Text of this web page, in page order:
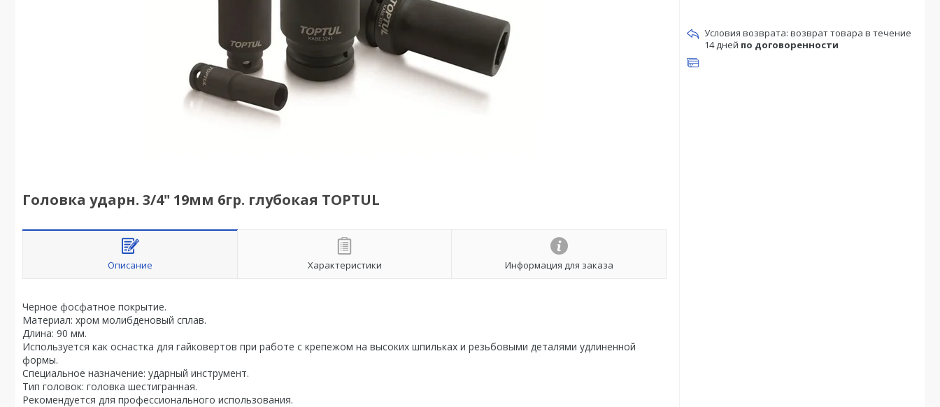
Головка ударн. 3/4" 19мм 6гр. глубокая TOPTUL
Описание Характеристики Информация для заказа
Черное фосфатное покрытие.
Материал: хром молибденовый сплав.
Длина: 90 мм.
Используется как оснастка для гайковертов при работе с крепежом на высоких шпильках и резьбовыми деталями удлиненной
формы.
Специальное назначение: ударный инструмент.
Тип головок: головка шестигранная.
Рекомендуется для профессионального использования.
возврат товара в течение
14 дней по договоренности